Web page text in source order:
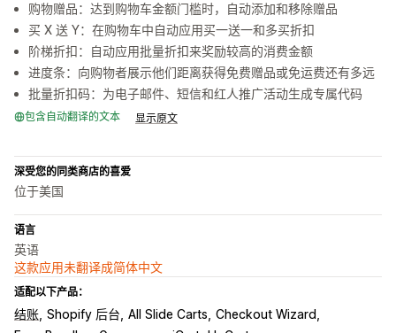
购物赠品：达到购物车金额门槛时，自动添加和移除赠品
买 X 送 Y：在购物车中自动应用买一送一和多买折扣
阶梯折扣：自动应用批量折扣来奖励较高的消费金额
进度条：向购物者展示他们距离获得免费赠品或免运费还有多远
批量折扣码：为电子邮件、短信和红人推广活动生成专属代码
包含自动翻译的文本 显示原文
深受您的同类商店的喜爱
位于美国
语言
英语
这款应用未翻译成简体中文
适配以下产品：
结账 Shopify 后台 All Slide Carts Checkout Wizard